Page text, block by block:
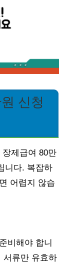
신청
제급여 80만
니다. 복잡하
어렵지 않습
비해야 합니
서류만 유효하